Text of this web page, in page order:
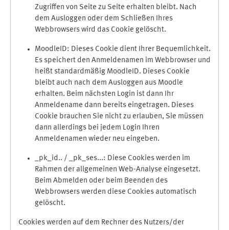
Zugriffen von Seite zu Seite erhalten bleibt. Nach
dem Ausloggen oder dem Schließen Ihres
Webbrowsers wird das Cookie gelöscht.
MoodleID: Dieses Cookie dient Ihrer Bequemlichkeit.
Es speichert den Anmeldenamen im Webbrowser und
heißt standardmäßig MoodleID. Dieses Cookie
bleibt auch nach dem Ausloggen aus Moodle
erhalten. Beim nächsten Login ist dann Ihr
Anmeldename dann bereits eingetragen. Dieses
Cookie brauchen Sie nicht zu erlauben, Sie müssen
dann allerdings bei jedem Login Ihren
Anmeldenamen wieder neu eingeben.
_pk_id.. / _pk_ses...: Diese Cookies werden im
Rahmen der allgemeinen Web-Analyse eingesetzt.
Beim Abmelden oder beim Beenden des
Webbrowsers werden diese Cookies automatisch
gelöscht.
Cookies werden auf dem Rechner des Nutzers/der